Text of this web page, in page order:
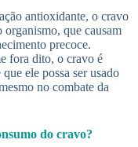
antioxidante, o cravo
que causam
precoce.
fora dito, o cravo é
ele possa ser usado
no combate da
do cravo?